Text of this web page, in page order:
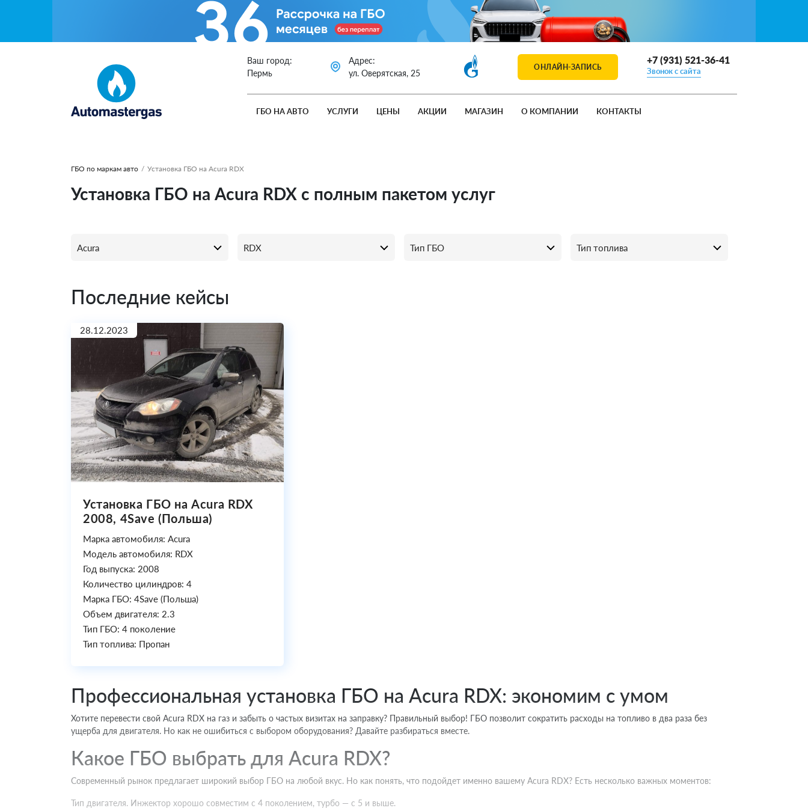
Ваш город:
Пермь
Адрес:
ул. Оверятская, 25
ОНЛАЙН-ЗАПИСЬ
+7 (931) 521-36-41
Звонок с сайта
ГБО НА АВТО УСЛУГИ ЦЕНЫ АКЦИИ МАГАЗИН О КОМПАНИИ КОНТАКТЫ
ГБО по маркам авто / Установка ГБО на Acura RDX
Установка ГБО на Acura RDX с полным пакетом услуг
Последние кейсы
28.12.2023
Установка ГБО на Acura RDX
2008, 4Save (Польша)
Марка автомобиля: Acura
Модель автомобиля: RDX
Год выпуска: 2008
Количество цилиндров: 4
Марка ГБО: 4Save (Польша)
Объем двигателя: 2.3
Тип ГБО: 4 поколение
Тип топлива: Пропан
Профессиональная установка ГБО на Acura RDX: экономим с умом
Хотите перевести свой Acura RDX на газ и забыть о частых визитах на заправку? Правильный выбор! ГБО позволит сократить расходы на топливо в два раза без
ущерба для двигателя. Но как не ошибиться с выбором оборудования? Давайте разбираться вместе.
Какое ГБО выбрать для Acura RDX?
Современный рынок предлагает широкий выбор ГБО на любой вкус. Но как понять, что подойдет именно вашему Acura RDX? Есть несколько важных моментов:
Тип двигателя. Инжектор хорошо совместим с 4 поколением, турбо — с 5 и выше.